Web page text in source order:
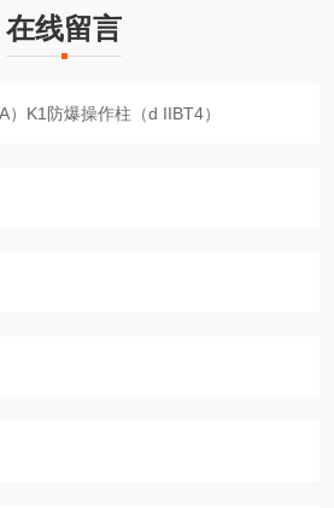
在线留言